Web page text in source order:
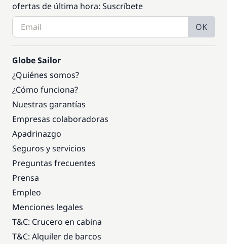
ofertas de última hora: Suscríbete
OK
Globe Sailor
¿Quiénes somos?
¿Cómo funciona?
Nuestras garantías
Empresas colaboradoras
Apadrinazgo
Seguros y servicios
Preguntas frecuentes
Prensa
Empleo
Menciones legales
T&C: Crucero en cabina
T&C: Alquiler de barcos